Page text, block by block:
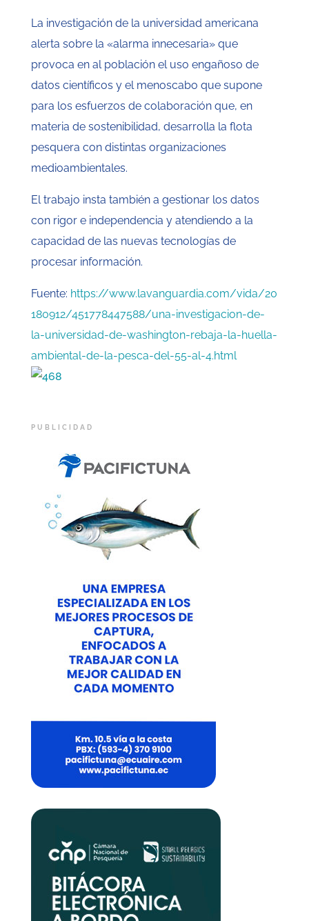
La investigación de la universidad americana
alerta sobre la «alarma innecesaria» que
provoca en al población el uso engañoso de
datos científicos y el menoscabo que supone
para los esfuerzos de colaboración que, en
materia de sostenibilidad, desarrolla la flota
pesquera con distintas organizaciones
medioambientales.
El trabajo insta también a gestionar los datos
con rigor e independencia y atendiendo a la
capacidad de las nuevas tecnologías de
procesar información.
Fuente: https://www.lavanguardia.com/vida/20
180912/451778447588/una-investigacion-de-
la-universidad-de-washington-rebaja-la-huella-
ambiental-de-la-pesca-del-55-al-4.html